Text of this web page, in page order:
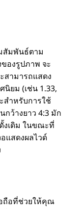
สัมพันธ์ตาม
องรูปภาพ จะ
สามารถแสดง
นิยม (เช่น 1.33,
สำหรับการใช้
กว้างยาว 4:3 มัก
งเดิม ในขณะที่
แสดงผลไวด์
ถือที่ช่วยให้คุณ